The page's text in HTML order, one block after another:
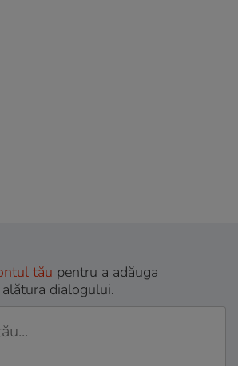
tău pentru a adăuga
dialogului.